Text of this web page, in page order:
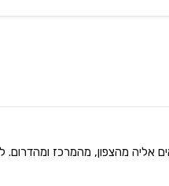
אליה מהצפון, מהמרכז ומהדרום.